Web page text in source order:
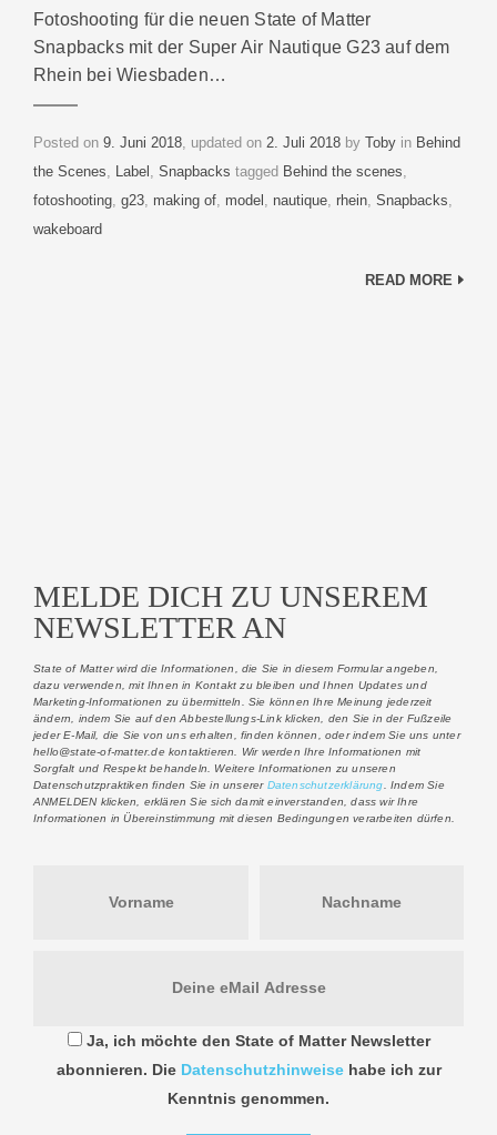
Fotoshooting für die neuen State of Matter
Snapbacks mit der Super Air Nautique G23 auf dem
Rhein bei Wiesbaden…
Posted on 9. Juni 2018, updated on 2. Juli 2018 by Toby in Categories
Behind
the Scenes, Label , Snapbacks tagged Tags
Behind the scenes,
fotoshooting, g23, making of, model , nautique, rhein, Snapbacks,
wakeboard
READ MORE
MELDE DICH ZU UNSEREM
NEWSLETTER AN
State of Matter wird die Informationen, die Sie in diesem Formular angeben,
dazu verwenden, mit Ihnen in Kontakt zu bleiben und Ihnen Updates und
Marketing-Informationen zu übermitteln.
Sie können Ihre Meinung jederzeit
ändern, indem Sie auf den Abbestellungs-Link klicken, den Sie in der Fußzeile
jeder E-Mail, die Sie von uns erhalten, finden können, oder indem Sie uns unter
hello@state-of-matter.de kontaktieren. Wir werden Ihre Informationen mit
Sorgfalt und Respekt behandeln. Weitere Informationen zu unseren
Datenschutzpraktiken finden Sie in unserer Datenschutzerklärung . Indem Sie
ANMELDEN klicken, erklären Sie sich damit einverstanden, dass wir Ihre
Informationen in Übereinstimmung mit diesen Bedingungen verarbeiten dürfen.
Ja, ich möchte den State of Matter Newsletter
abonnieren. Die Datenschutzhinweisehabe ich zur
Kenntnis genommen.